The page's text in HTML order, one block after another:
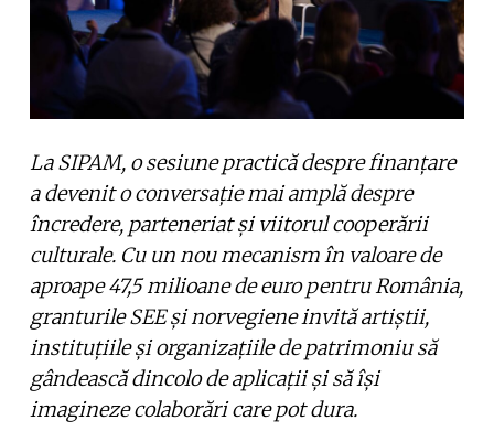
La SIPAM, o sesiune practică despre finanțare
a devenit o conversație mai amplă despre
încredere, parteneriat și viitorul cooperării
culturale. Cu un nou mecanism în valoare de
aproape 47,5 milioane de euro pentru România,
granturile SEE și norvegiene invită artiștii,
instituțiile și organizațiile de patrimoniu să
gândească dincolo de aplicații și să își
imagineze colaborări care pot dura.